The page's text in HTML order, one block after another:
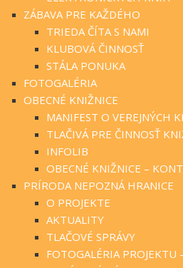
ZÁBAVA PRE KAŽDÉHO
TRIEDA ČÍTA S NAMI
KLUBOVÁ ČINNOSŤ
STÁLA PONUKA
FOTOGALÉRIA
OBECNÉ KNIŽNICE
MANIFEST O VEREJNÝCH
TLAČIVÁ PRE ČINNOSŤ
INFOLIB
OBECNÉ KNIŽNICE –
PRÍRODA NEPOZNÁ HRANICE
O PROJEKTE
AKTUALITY
TLAČOVÉ SPRÁVY
FOTOGALÉRIA PROJEKTU